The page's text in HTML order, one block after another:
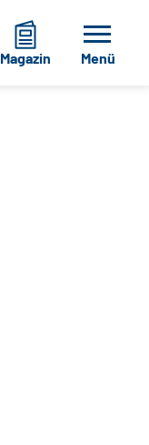
Magazin Menü